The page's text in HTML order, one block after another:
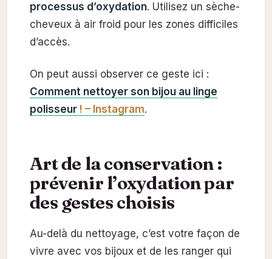
processus d’oxydation. Utilisez un sèche-
cheveux à air froid pour les zones difficiles
d’accès.
On peut aussi observer ce geste ici :
Comment nettoyer son bijou au linge
polisseur! – Instagram.
Art de la conservation :
prévenir l’oxydation par
des gestes choisis
Au-delà du nettoyage, c’est votre façon de
vivre avec vos bijoux et de les ranger qui